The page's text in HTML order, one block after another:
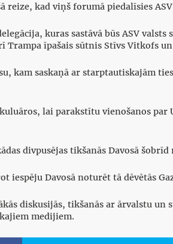
reize, kad viņš forumā piedalīsies
kuras sastāvā būs ASV
īpašais sūtnis Stīvs Vitkofs un
kam saskaņā ar starptautiskajām
lai parakstītu vienošanos
divpusējas tikšanās Davosā šobrīd
iespēju Davosā noturēt tā dēvētās
diskusijās, tikšanās ar ārvalstu
medijiem.